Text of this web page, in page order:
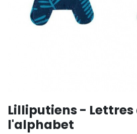
Lilliputiens - Lettres
l'alphabet